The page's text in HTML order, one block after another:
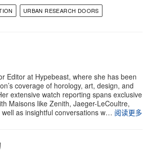
URBAN RESEARCH DOORS
Editor at Hypebeast, where she has been
coverage of horology, art, design, and
extensive watch reporting spans exclusive
Maisons like Zenith, Jaeger-LeCoultre,
as insightful conversations w… 阅读更多